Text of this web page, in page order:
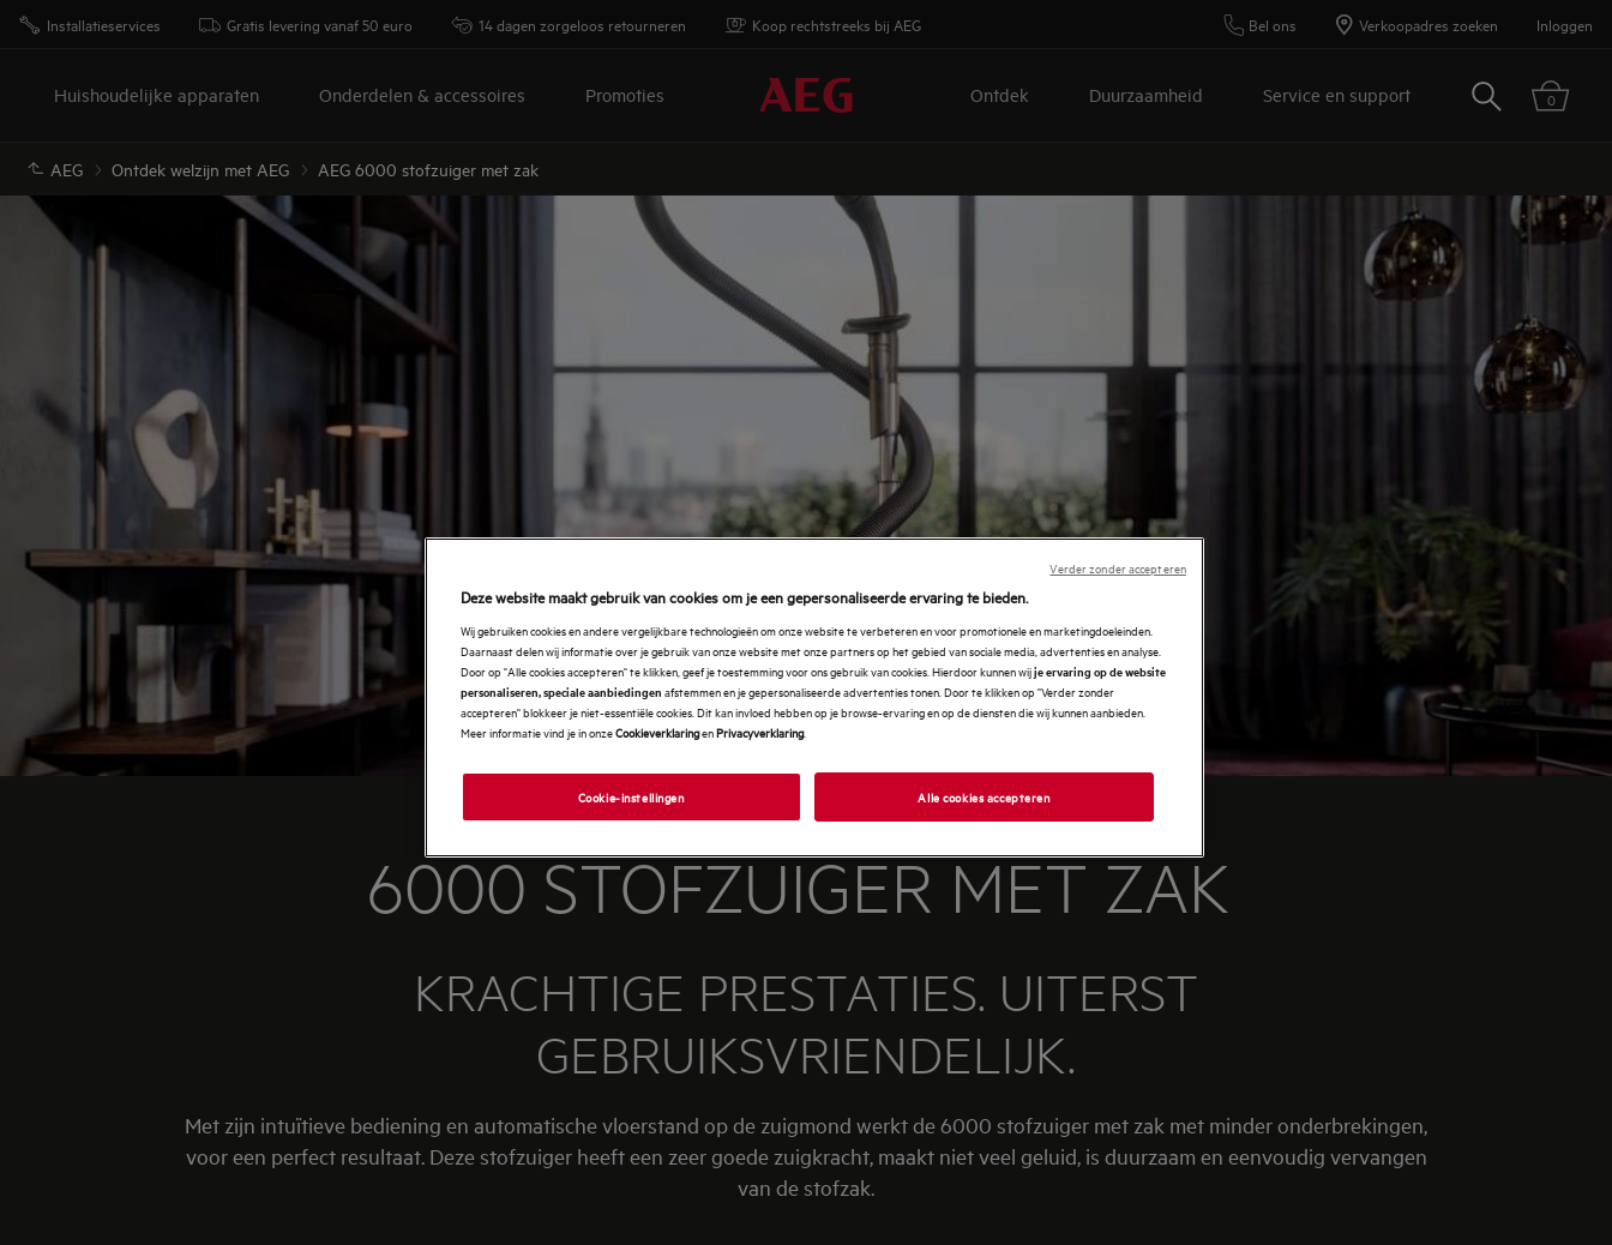
Installatieservices Gratis levering vanaf 50 euro 14 dagen zorgeloos retourneren Koop rechtstreeks bij AEG Bel ons Verkoopadres zoeken Inloggen
Huishoudelijke apparaten Onderdelen & accessoires Promoties Ontdek Duurzaamheid Service en support Zoeken 0
AEG Ontdek welzijn met AEG AEG 6000 stofzuiger met zak
6000 STOFZUIGER MET ZAK
KRACHTIGE PRESTATIES. UITERST
GEBRUIKSVRIENDELIJK.
Met zijn intuïtieve bediening en automatische vloerstand op de zuigmond werkt de 6000 stofzuiger met zak met minder onderbrekingen,
voor een perfect resultaat. Deze stofzuiger heeft een zeer goede zuigkracht, maakt niet veel geluid, is duurzaam en eenvoudig vervangen
van de stofzak.
Deze website maakt gebruik van cookies om je een gepersonaliseerde ervaring te bieden.
Wij gebruiken cookies en andere vergelijkbare technologieën om onze website te verbeteren en voor promotionele en marketingdoeleinden.
Daarnaast delen wij informatie over je gebruik van onze website met onze partners op het gebied van sociale media, advertenties en analyse.
Door op "Alle cookies accepteren" te klikken, geef je toestemming voor ons gebruik van cookies. Hierdoor kunnen wijje ervaring op de website
personaliseren, speciale aanbiedingen afstemmen en je gepersonaliseerde advertenties tonen. Door te klikken op "Verder zonder
accepteren" blokkeer je niet-essentiële cookies. Dit kan invloed hebben op je browse-ervaring en op de diensten die wij kunnen aanbieden.
Meer informatie vind je in onzeCookieverklaringenPrivacyverklaring.
Cookie-instellingen Alle cookies accepteren
Verder zonder accepteren